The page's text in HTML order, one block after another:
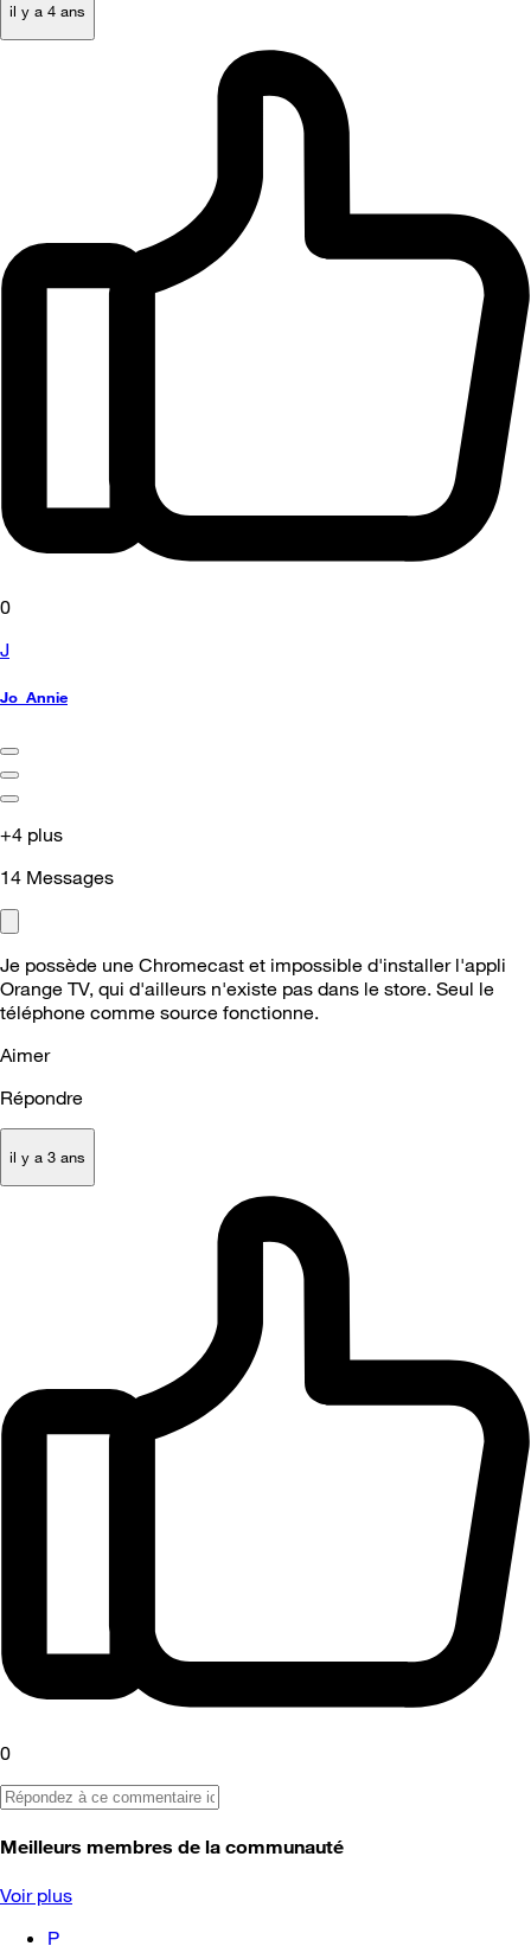
il y a 4 ans
0
J
Jo_Annie
+4 plus
14 Messages
Je possède une Chromecast et impossible d'installer l'appli
Orange TV, qui d'ailleurs n'existe pas dans le store. Seul le
téléphone comme source fonctionne.
Aimer
Répondre
il y a 3 ans
0
Meilleurs membres de la communauté
Voir plus
P